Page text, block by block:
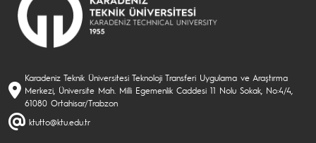
Karadeniz Teknik Üniversitesi Teknoloji Transferi Uygulama ve Araştırma
Merkezi, Üniversite Mah. Milli Egemenlik Caddesi 11 Nolu Sokak, No:4/4,
61080 Ortahisar/Trabzon
ktutto@ktu.edu.tr